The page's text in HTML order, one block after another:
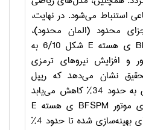
استنباط می‌شود. در نهایت،
محدود (المان محدود)،
ی هسته E شکل 6/10 به
و افزایش نیروهای ترمزی
نشان می‌دهد که ریپل
گشتاور به میزان قابل‌توجهی به حدود 34% کاهش می‌یابد
موتور BFSPM ی هسته E
شکل با استفاده از پارامترهای بهینه‌سازی شده تا حدود 4%